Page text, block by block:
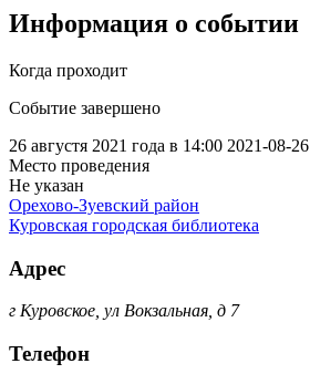
Информация о событии
Когда проходит
Событие завершено
26 августя 2021 года в 14:00 2021-08-26
Место проведения
Не указан
Орехово-Зуевский район
Куровская городская библиотека
Адрес
г Куровское, ул Вокзальная, д 7
Телефон